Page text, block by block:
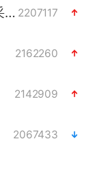
中方回应是否在太平洋海底开采稀土 2207117
2162260
2142909
2067433